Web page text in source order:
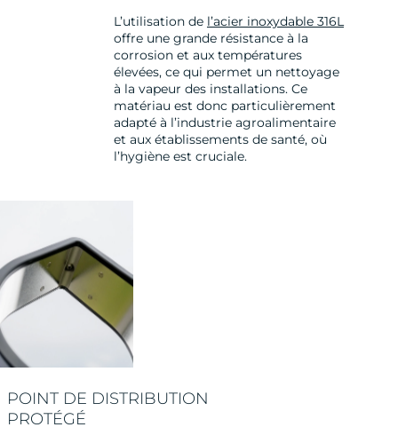
L’utilisation de l’acier inoxydable 316L
offre une grande résistance à la
corrosion et aux températures
élevées, ce qui permet un nettoyage
à la vapeur des installations. Ce
matériau est donc particulièrement
adapté à l’industrie agroalimentaire
et aux établissements de santé, où
l’hygiène est cruciale.
POINT DE DISTRIBUTION
PROTÉGÉ